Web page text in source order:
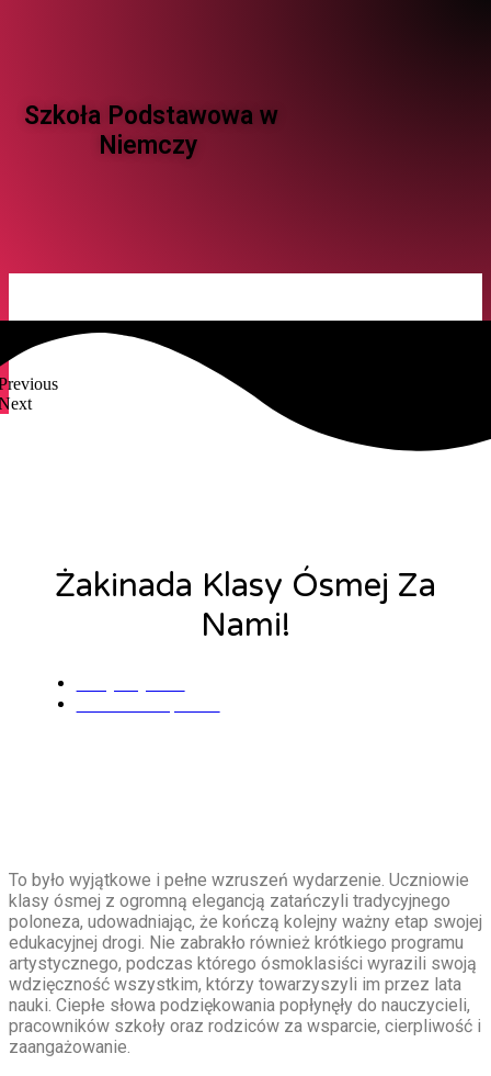
Szkoła Podstawowa w
Niemczy ​
Żakinada Klasy Ósmej Za
Nami!
To było wyjątkowe i pełne wzruszeń wydarzenie. Uczniowie
klasy ósmej z ogromną elegancją zatańczyli tradycyjnego
poloneza, udowadniając, że kończą kolejny ważny etap swojej
edukacyjnej drogi. Nie zabrakło również krótkiego programu
artystycznego, podczas którego ósmoklasiści wyrazili swoją
wdzięczność wszystkim, którzy towarzyszyli im przez lata
nauki. Ciepłe słowa podziękowania popłynęły do nauczycieli,
pracowników szkoły oraz rodziców za wsparcie, cierpliwość i
zaangażowanie.